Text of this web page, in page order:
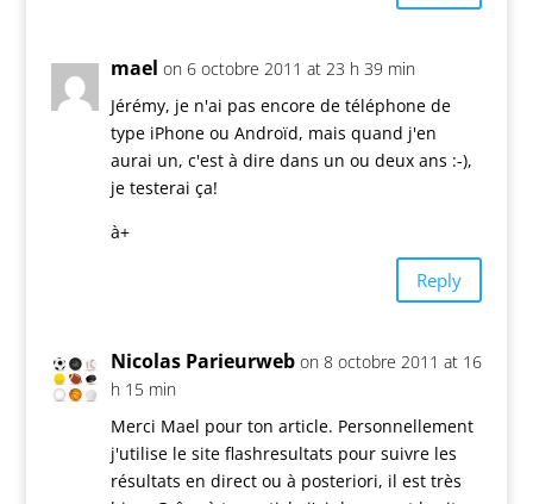
mael on 6 octobre 2011 at 23 h 39 min
Jérémy, je n'ai pas encore de téléphone de
type iPhone ou Androïd, mais quand j'en
aurai un, c'est à dire dans un ou deux ans :-),
je testerai ça!
à+
Reply
Nicolas Parieurweb on 8 octobre 2011 at 16
h 15 min
Merci Mael pour ton article. Personnellement
j'utilise le site flashresultats pour suivre les
résultats en direct ou à posteriori, il est très